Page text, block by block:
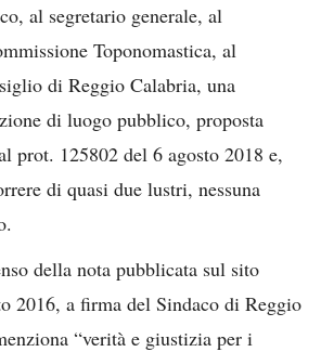
al segretario generale, al
Toponomastica, al
di Reggio Calabria, una
di luogo pubblico, proposta
prot. 125802 del 6 agosto 2018 e,
di quasi due lustri, nessuna
della nota pubblicata sul sito
2016, a firma del Sindaco di Reggio
“verità e giustizia per i